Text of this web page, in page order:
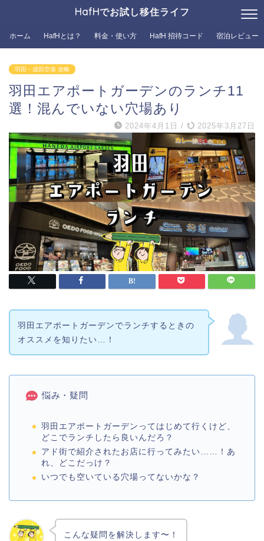
HafHでお試し移住ライフ
ホーム HafHとは？ 料金・使い方 HafH 招待コード 宿泊レビュー
羽田・成田空港 攻略
羽田エアポートガーデンのランチ11
選！混んでいない穴場あり
2024年4月1日 / 2025年3月27日
羽田エアポートガーデンでランチするときの
オススメを知りたい…！
悩み・疑問
羽田エアポートガーデンってはじめて行くけど、
どこでランチしたら良いんだろ？
アド街で紹介されたお店に行ってみたい……！あ
れ、どこだっけ？
いつでも空いている穴場ってないかな？
こんな疑問を解決します〜！